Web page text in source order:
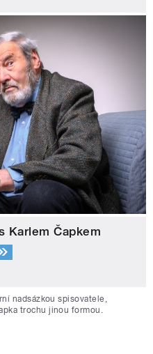
Karlem Čapkem
nadsázkou spisovatele,
trochu jinou formou.